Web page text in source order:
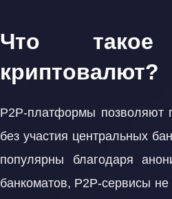
Что такое
криптовалют?
P2P-платформы позволяют
без участия центральных
популярны благодаря
банкоматов, P2P-сервисы